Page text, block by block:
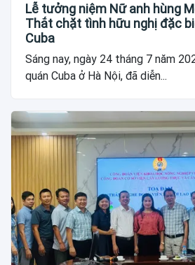
Lễ tưởng niệm Nữ anh hùng
Thắt chặt tình hữu nghị đặc
Cuba
Sáng nay, ngày 24 tháng 7 năm
quán Cuba ở Hà Nội, đã diễn...